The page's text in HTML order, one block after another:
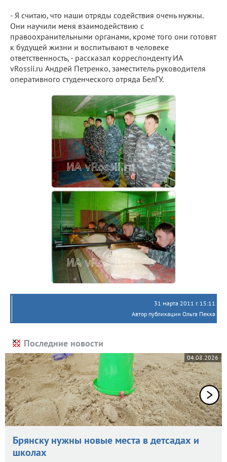
- Я считаю, что наши отряды содействия очень нужны.
Они научили меня взаимодействию с
правоохранительными органами, кроме того они готовят
к будущей жизни и воспитывают в человеке
ответственность, - рассказал корреспонденту ИА
vRossii.ru Андрей Петренко, заместитель руководителя
оперативного студенческого отряда БелГУ.
31 марта 2011 г. 15:11
Автор публикации Ольга Пекка
Последние новости
04.08.2026
Брянску нужны новые места в детсадах и
школах